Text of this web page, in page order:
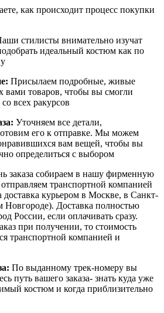
как происходит процесс покупки
стилисты внимательно изучат
идеальный костюм как по
Присылаем подробные, живые
вами товаров, чтобы вы смогли
всех ракурсов
Уточняем все детали,
его к отправке. Мы можем
вам вещей, чтобы вы
определиться с выбором
заказа собираем в нашу фирменную
транспортной компанией
курьером в Москве, в Санкт-
Доставка полностью
России, если оплачивать сразу.
при получении, то стоимость
транспортной компанией и
По выданному трек-номеру вы
путь вашего заказа- знать куда уже
костюм и когда приблизительно